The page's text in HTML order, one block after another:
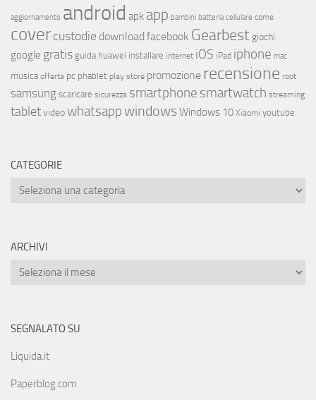
aggiornamento android apk app bambini batteria cellulare come
covercustodie download facebook Gearbest giochi
google gratis guida huawei installare internet iOS iPad iphone mac
musica offerta pc phablet play store promozione recensione root
samsungscaricare sicurezza smartphone smartwatch streaming
tabletvideowhatsappwindowsWindows 10 Xiaomi youtube
CATEGORIE
ARCHIVI
SEGNALATO SU
Liquida.it
Paperblog.com